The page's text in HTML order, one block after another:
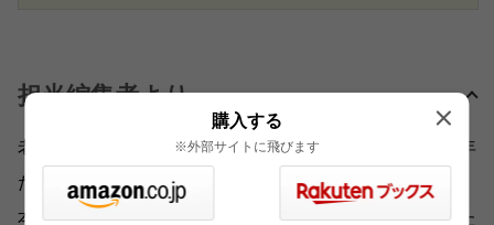
担当編集者より
老剣豪、紅職人、決意を秘めた浪人、水遊びに興じる少年
たち、そして父の仇討に旅立つ若き剣士――。
本書収録の各編に登場する主人公は、老若男女、置かれた
購入する
※外部サイトに飛びます